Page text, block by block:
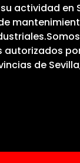
actividad en
autorizados
de